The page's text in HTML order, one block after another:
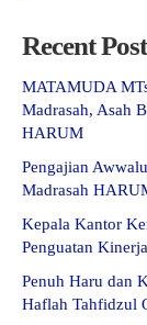
Recent
MATAMUDA
Madrasah, Asah
HARUM
Pengajian
Madrasah
Kepala Kantor
Penguatan
Penuh Haru dan
Haflah Tahfidzul